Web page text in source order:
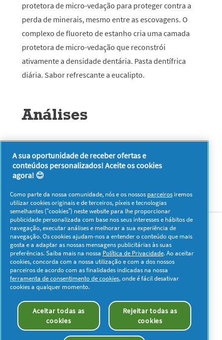
protetora de micro-vedação para proteger contra a
perda de minerais, mesmo entre as escovagens. O
complexo de fluoreto de estanho cria uma camada
protetora de micro-vedação que reconstrói
ativamente a densidade dentária. Pasta dentífrica
diária. Sabor refrescante a eucalipto.
Análises
Sem
valor
de
Seja o primeiro a analisar este produto
.
ação
irá
redirecioná-
lo
para
a
página
de
início
de
sessão
Sobre nós Contacto Visitar www.pg.com
Redes Sociais
Os meus dados Privacidade
Sobre os Cookies
Termos e Condições
Declaração de Acessibilidade
© 2026 Procter & Gamble. Todos os direitos reservados. O uso e
A sua oportunidade de receber ofertas e
conteúdos personalizados! Aceite os cookies
agora! 😊
Como parte da nossa comunidade, nós e os nossos parceiros iremos
utilizar cookies originais e de terceiros, píxeis e tecnologias
semelhantes (“cookies”) neste website para lhe proporcionar
publicidade personalizada com base nos seus interesses e hábitos de
navegação, executar análises e melhorar a sua experiência de
navegação. Os cookies ajudam-nos a entender o conteúdo que mais
gosta e a adaptar as nossas mensagens publicitárias às suas
preferências. Saiba mais na nossa Política de Privacidade. Ao aceitar
cookies, concorda com a nossa utilização e com a dos nossos
parceiros de acordo com as finalidades indicadas na nossa
ferramenta de consentimento de cookies, onde é fácil desativar
cookies a qualquer momento.
Aceitar todas as
cookies
Rejeitar todas as
cookies